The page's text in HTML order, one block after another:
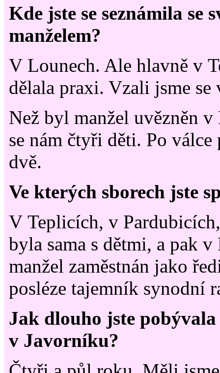
Kde jste se seznámila se
manželem?
V Lounech. Ale hlavně v
dělala praxi. Vzali jsme se
Než byl manžel uvězněn
se nám čtyři děti. Po
dvě.
Ve kterých sborech jste
V Teplicích, v
byla sama s dětmi, a pak v
manžel zaměstnán jako
posléze tajemník synodní
Jak dlouho jste pobývala
v Javorníku?